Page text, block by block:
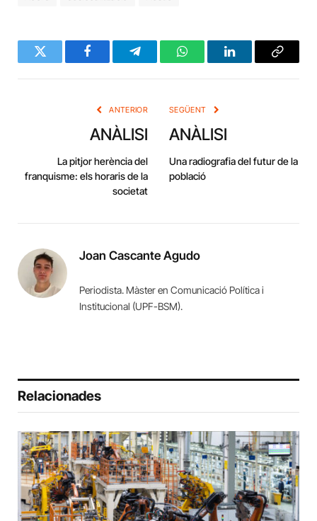
Twitter FacebookTelegramWhatsAppLinkedInCopy
ANTERIOR
ANÀLISI
La pitjor herència del
franquisme: els horaris de la
societat
SEGÜENT
ANÀLISI
Una radiografia del futur de la
població
Joan Cascante Agudo
Periodista. Màster en Comunicació Política i
Institucional (UPF-BSM).
Relacionades